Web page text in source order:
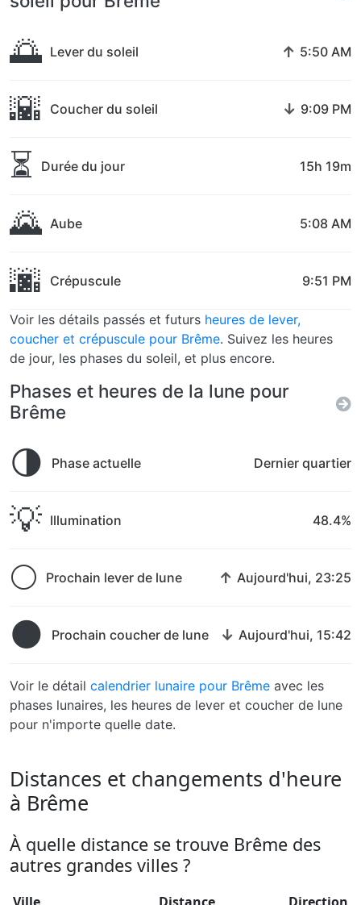
🌅 Lever du soleil ↑ 5:50 AM
🌇 Coucher du soleil ↓ 9:09 PM
⏳ Durée du jour 15h 19m
🌄 Aube 5:08 AM
🌆 Crépuscule 9:51 PM
Voir les détails passés et futurs heures de lever,
coucher et crépuscule pour Brême. Suivez les heures
de jour, les phases du soleil, et plus encore.
Phases et heures de la lune pour
Brême
🌗 Phase actuelle Dernier quartier
💡 Illumination 48.4%
🌕 Prochain lever de lune ↑ Aujourd'hui, 23:25
🌑 Prochain coucher de lune ↓ Aujourd'hui, 15:42
Voir le détail calendrier lunaire pour Brême avec les
phases lunaires, les heures de lever et coucher de lune
pour n'importe quelle date.
Distances et changements d'heure
à Brême
À quelle distance se trouve Brême des
autres grandes villes ?